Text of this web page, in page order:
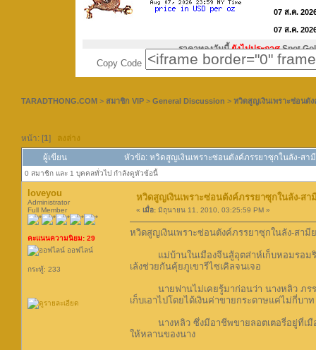
Copy Code
TARADTHONG.COM > สมาชิก VIP > General Discussion > หวิดสูญเงินเพราะซ่อนตั
หน้า: [1] ลงล่าง
ผู้เขียน หัวข้อ: หวิดสูญเงินเพราะซ่อนตังค์ภรรยาซุกในลัง-สา
0 สมาชิก และ 1 บุคคลทั่วไป กำลังดูหัวข้อนี้
loveyou
Administrator
Full Member
คะแนนความนิยม: 29
ออฟไลน์
กระทู้: 233
หวิดสูญเงินเพราะซ่อนตังค์ภรรยาซุกในลัง-สา
« เมื่อ: มิถุนายน 11, 2010, 03:25:59 PM »
หวิดสูญเงินเพราะซ่อนตังค์ภรรยาซุกในลัง-สามี
แม่บ้านในเมืองจีนสู้อุตส่าห์เก็บหอมรอมริบ
เล้งช่วยกันคุ้ยภูเขารีไซเคิลจนเจอ
นายฟานไม่เคยรู้มาก่อนว่า นางหลิว ภรรยา
เก็บเอาไปโดยได้เงินค่าขายกระดาษแค่ไม่กี่บาท
นางหลิว ซึ่งมีอาชีพขายลอตเตอรี่อยู่ที่เมือง
ให้หลานของนาง